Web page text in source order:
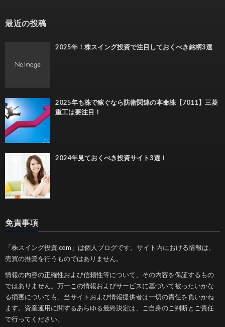
最近の投稿
2025年！株スイング投資で注目しておくべき銘柄3選
2025年も株で稼ぐなら防衛関連の本命株【7011】三菱
重工は要注目！
2024年見ておくべき投資サイト3選！
免責事項
「株スイング投資.com」は個人ブログです。サイト内における情報は、
売買の推奨を行うものではありません。
情報の内容の正確性および信頼性等について、その内容を保証するもの
ではありません。万一この情報およびサービスに基づいて被ったいかな
る損害についても、当サイトおよび情報提供者は一切の責任を負いかね
ます。資産運用に関するあらゆる最終決定は、ご自身のご判断とご責任
で行ってください。